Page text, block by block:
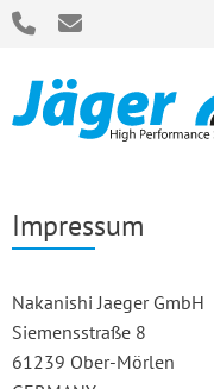
Impressum
Nakanishi Jaeger GmbH
Siemensstraße 8
61239 Ober-Mörlen